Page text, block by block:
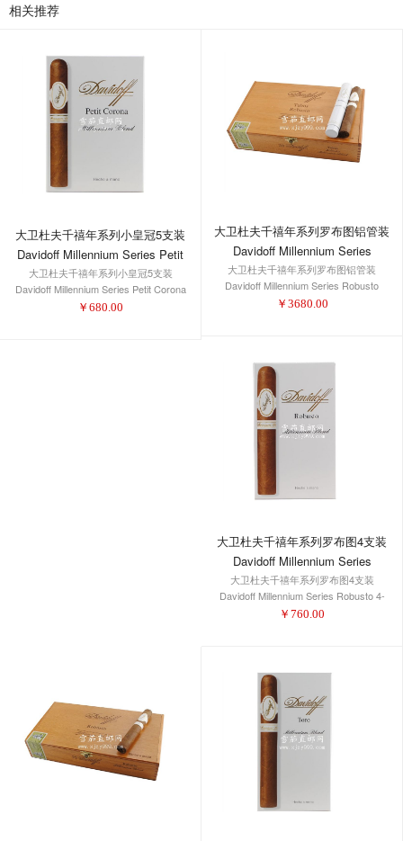
相关推荐
大卫杜夫千禧年系列小皇冠5支装
Davidoff Millennium Series Petit
Corona 5-Pack 1/5
大卫杜夫千禧年系列小皇冠5支装
Davidoff Millennium Series Petit Corona
5-Pack 1/5
￥ 680.00
大卫杜夫千禧年系列罗布图铝管装
Davidoff Millennium Series
Robusto Tubos
大卫杜夫千禧年系列罗布图铝管装
Davidoff Millennium Series Robusto
Tubos
￥ 3680.00
大卫杜夫千禧年系列罗布图4支装
Davidoff Millennium Series
Robusto 4-Pack 1/4
大卫杜夫千禧年系列罗布图4支装
Davidoff Millennium Series Robusto 4-
Pack 1/4
￥ 760.00